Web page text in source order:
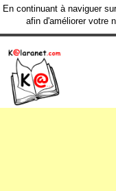
En continuant à naviguer
afin d'améliorer votre